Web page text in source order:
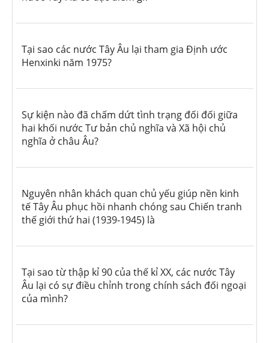
Tại sao các nước Tây Âu lại tham gia Định ước
Henxinki năm 1975?
Sự kiện nào đã chấm dứt tình trạng đối đối giữa
hai khối nước Tư bản chủ nghĩa và Xã hội chủ
nghĩa ở châu Âu?
Nguyên nhân khách quan chủ yếu giúp nền kinh
tế Tây Âu phục hồi nhanh chóng sau Chiến tranh
thế giới thứ hai (1939-1945) là
Tại sao từ thập kỉ 90 của thế kỉ XX, các nước Tây
Âu lại có sự điều chỉnh trong chính sách đối ngoại
của mình?